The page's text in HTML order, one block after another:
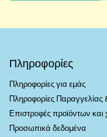
Πληροφορίες
Πληροφορίες για εμάς
Πληροφορίες
Επιστροφές προϊόντων
Προσωπικά δεδομένα